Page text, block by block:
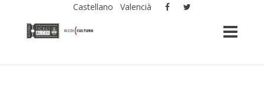
Castellano Valencià